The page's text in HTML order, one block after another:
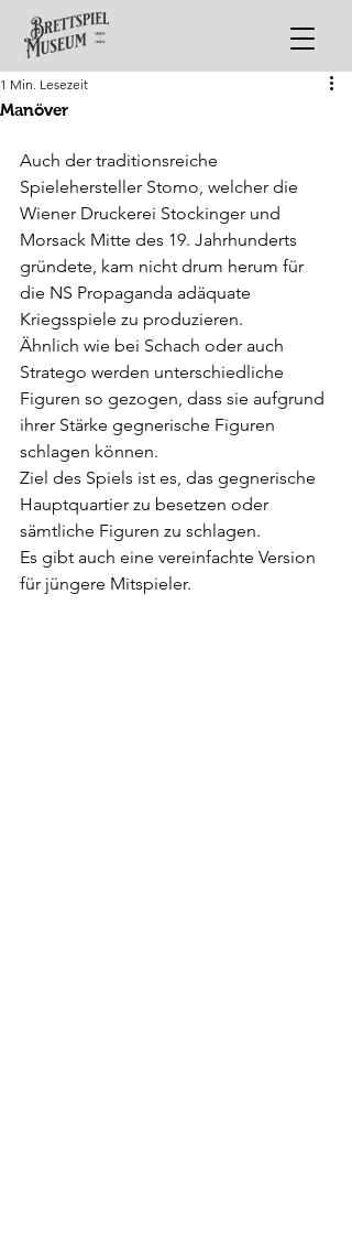
Manöver
1 Min. Lesezeit
Auch der traditionsreiche
Spielehersteller Stomo, welcher die
Wiener Druckerei Stockinger und
Morsack Mitte des 19. Jahrhunderts
gründete, kam nicht drum herum für
die NS Propaganda adäquate
Kriegsspiele zu produzieren.
Ähnlich wie bei Schach oder auch
Stratego werden unterschiedliche
Figuren so gezogen, dass sie aufgrund
ihrer Stärke gegnerische Figuren
schlagen können.
Ziel des Spiels ist es, das gegnerische
Hauptquartier zu besetzen oder
sämtliche Figuren zu schlagen.
Es gibt auch eine vereinfachte Version
für jüngere Mitspieler.